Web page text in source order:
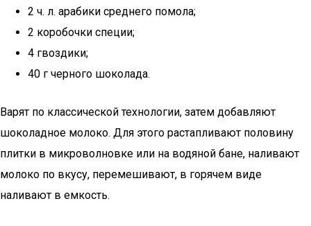
2 ч. л. арабики среднего помола;
2 коробочки специи;
4 гвоздики;
40 г черного шоколада.
Варят по классической технологии, затем добавляют
шоколадное молоко. Для этого растапливают половину
плитки в микроволновке или на водяной бане, наливают
молоко по вкусу, перемешивают, в горячем виде
наливают в емкость.